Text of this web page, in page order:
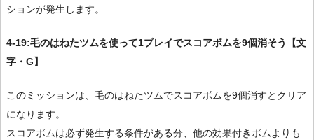
ションが発生します。
4-19:毛のはねたツムを使って1プレイでスコアボムを9個消そう【文
字・G】
このミッションは、毛のはねたツムでスコアボムを9個消すとクリア
になります。
スコアボムは必ず発生する条件がある分、他の効果付きボムよりも